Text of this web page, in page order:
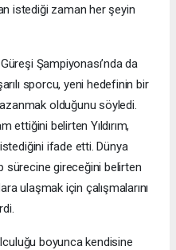
istediği zaman her şeyin
Şampiyonası’nda da
sporcu, yeni hedefinin bir
olduğunu söyledi.
ettiğini belirten Yıldırım,
ifade etti. Dünya
sürecine gireceğini belirten
ulaşmak için çalışmalarını
boyunca kendisine